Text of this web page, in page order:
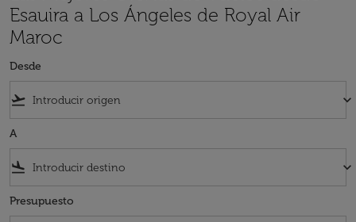
Esauira a Los Ángeles de Royal Air
Maroc
Desde
flight_takeoff keyboard_arrow_down
A
flight_land keyboard_arrow_down
Presupuesto